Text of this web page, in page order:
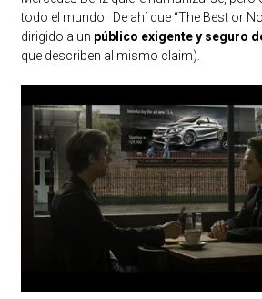
todo el mundo. De ahí que “The Best or
dirigido a un público exigente y seguro
que describen al mismo claim).